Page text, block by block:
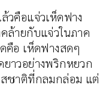
วคือแจ่วเห็ดฟาง
ล้ายกับแจ่วในภาค
คือ เห็ดฟางสดๆ
าวอย่างพริกหยวก
สชาติที่กลมกล่อม แต่